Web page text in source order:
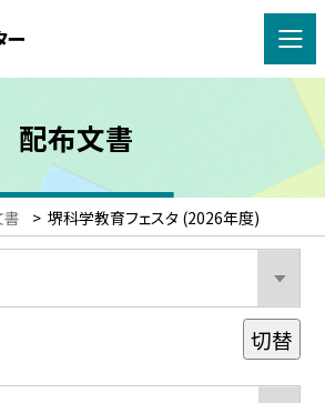
ー
配布文書
書 > 堺科学教育フェスタ (2026年度)
切替